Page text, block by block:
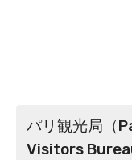
パリ観光局（
Visitors